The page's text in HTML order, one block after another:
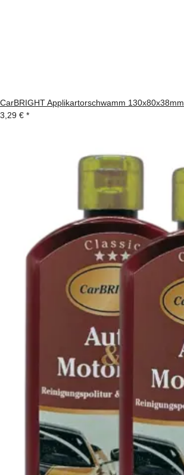
CarBRIGHT Applikartorschwamm 130x80x38mm
3,29 € *